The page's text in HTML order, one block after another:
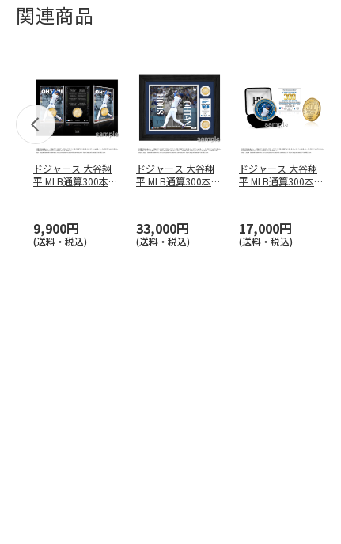
関連商品
ドジャース 大谷翔
平 MLB通算300本塁
9,900円
(送料・税込)
ドジャース 大谷翔
平 MLB通算300本塁
33,000円
(送料・税込)
ドジャース 大谷翔
平 MLB通算300本塁
17,000円
(送料・税込)